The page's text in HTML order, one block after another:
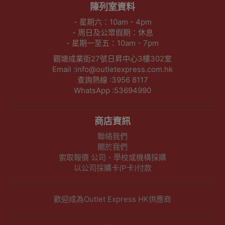
陳列室資料
- 星期六：10am - 4pm
- 周日及公眾假期：休息
- 星期一至五：10am - 7pm
觀塘成業街27號日昇中心3樓302室
Email :info@outletexpress.com.hk
查詢熱線 :3956 8117
WhatsApp :53694990
商店資訊
聯絡我們
關於我們
索取報價 公司、學校或機構採購
以公司採購卡(P卡)付款
歡迎成為Outlet Express HK供應商